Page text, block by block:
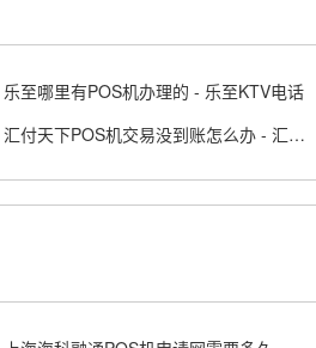
乐至哪里有POS机办理的 - 乐至KTV电话
汇付天下POS机交易没到账怎么办 - 汇付天下大pos商户版APP